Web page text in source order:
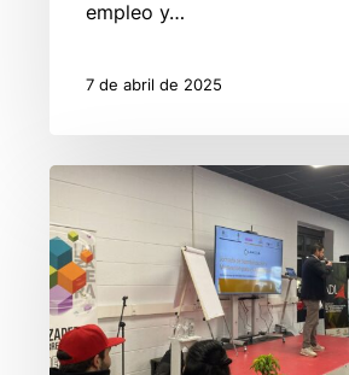
empleo y…
7 de abril de 2025
Jornada
caminos
al
Emprendimiento